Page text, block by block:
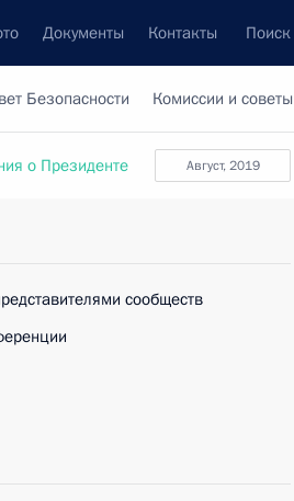
Документы Контакты Поиск
Безопасности Комиссии и советы
август, 2019
о Президенте
сообществ